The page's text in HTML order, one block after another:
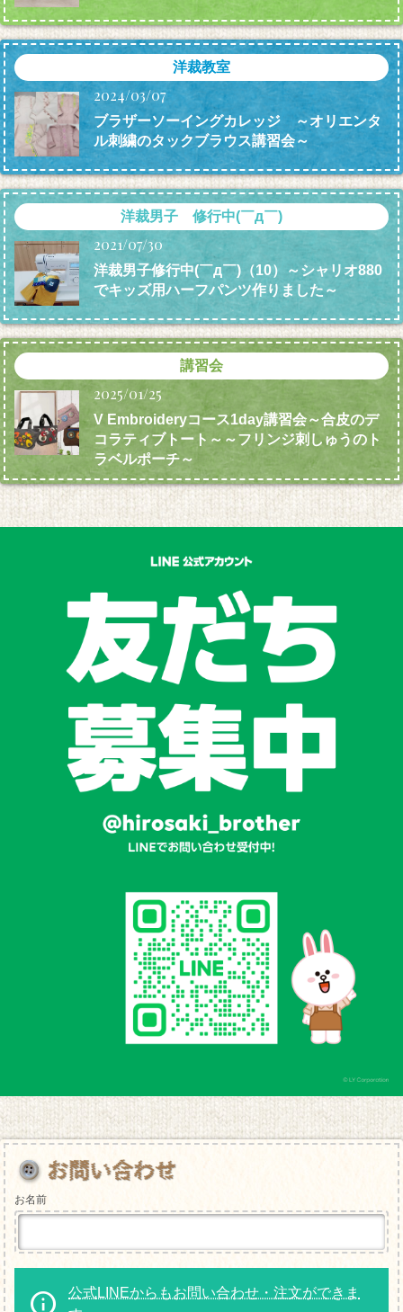
洋裁教室
2024/03/07
ブラザーソーイングカレッジ ～オリエンタ
ル刺繍のタックブラウス講習会～
洋裁男子 修行中(￣д￣)
2021/07/30
洋裁男子修行中(￣д￣)（10）～シャリオ880
でキッズ用ハーフパンツ作りました～
講習会
2025/01/25
V Embroideryコース1day講習会～合皮のデ
コラティブトート～～フリンジ刺しゅうのト
ラベルポーチ～
お名前
公式LINEからもお問い合わせ・注文ができま